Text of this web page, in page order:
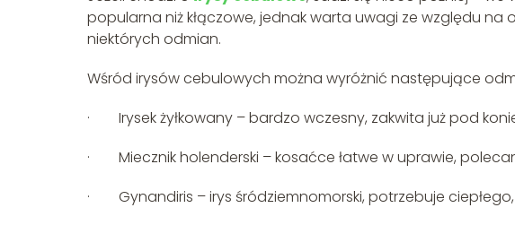
popularna niż kłączowe, jednak warta uwagi ze względu na
niektórych odmian.
Wśród irysów cebulowych można wyróżnić następujące
· Irysek żyłkowany – bardzo wczesny, zakwita już pod
· Miecznik holenderski – kosaćce łatwe w uprawie,
· Gynandiris – irys śródziemnomorski, potrzebuje